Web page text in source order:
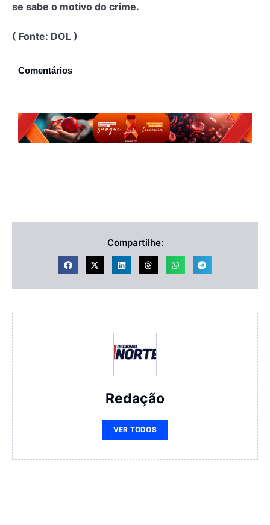
se sabe o motivo do crime.
( Fonte: DOL )
Comentários
Compartilhe:
Redação
VER TODOS